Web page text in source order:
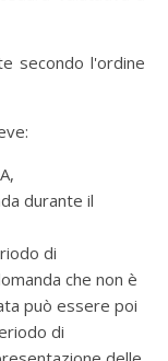
secondo l'ordine
durante il
di
che non è
può essere poi
di